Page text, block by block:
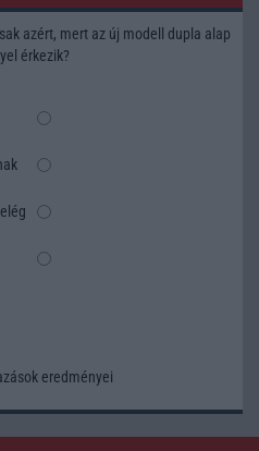
azért, mert az új modell dupla alap
érkezik?
eredményei